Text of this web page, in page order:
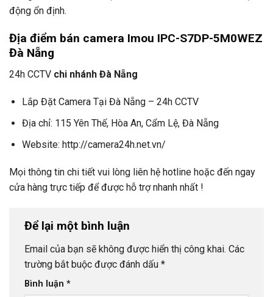
động ổn định.
Địa điểm bán camera Imou IPC-S7DP-5M0WEZ
Đà Nẵng
24h CCTV chi nhánh Đà Nẵng
Lắp Đặt Camera Tại Đà Nẵng – 24h CCTV
Địa chỉ: 115 Yên Thế, Hòa An, Cẩm Lệ, Đà Nẵng
Website: http://camera24h.net.vn/
Mọi thông tin chi tiết vui lòng liên hệ hotline hoặc đến ngay
cửa hàng trực tiếp để được hỗ trợ nhanh nhất !
Để lại một bình luận
Email của bạn sẽ không được hiển thị công khai. Các
trường bắt buộc được đánh dấu *
Bình luận *